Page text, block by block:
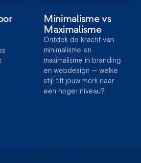
Minimalisme vs
Maximalisme
Ontdek de kracht van
minimalisme en
maximalisme in branding
en webdesign — welke
stijl tilt jouw merk naar
een hoger niveau?